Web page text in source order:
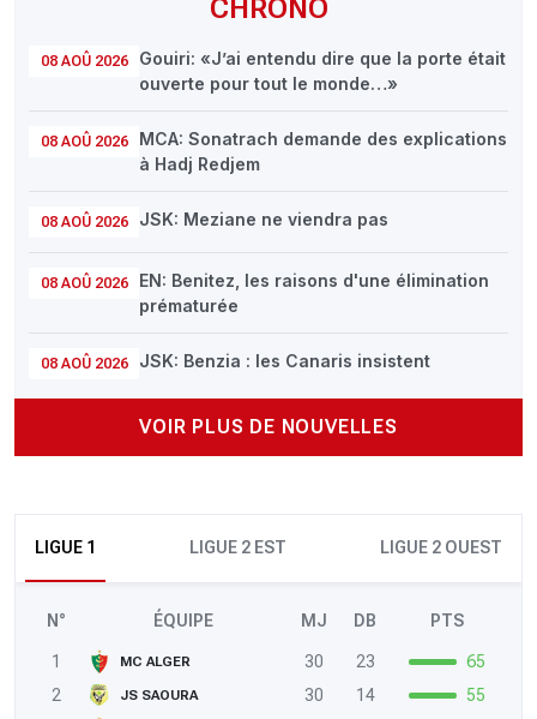
CHRONO
08 AOÛ 2026
Gouiri: «J’ai entendu dire que la porte était
ouverte pour tout le monde…»
08 AOÛ 2026
MCA: Sonatrach demande des explications
à Hadj Redjem
08 AOÛ 2026 JSK: Meziane ne viendra pas
08 AOÛ 2026
EN: Benitez, les raisons d'une élimination
prématurée
08 AOÛ 2026 JSK: Benzia : les Canaris insistent
VOIR PLUS DE NOUVELLES
LIGUE 1 LIGUE 2 EST LIGUE 2 OUEST
N° ÉQUIPE MJ DB PTS
1 MC ALGER 30 23
65
2
JS SAOURA 30 14
55